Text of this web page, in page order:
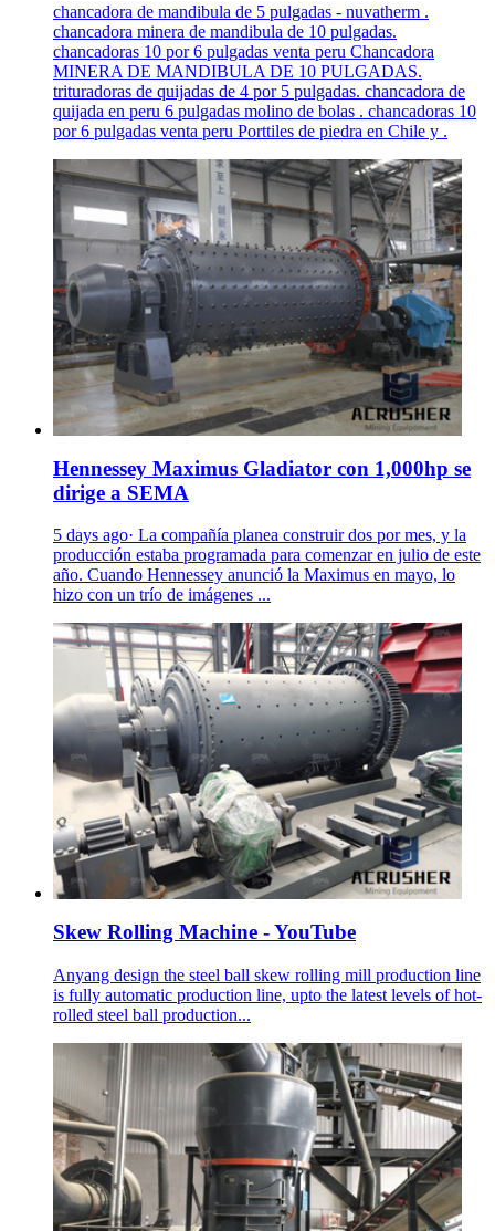
chancadora de mandibula de 5 pulgadas - nuvatherm .
chancadora minera de mandibula de 10 pulgadas.
chancadoras 10 por 6 pulgadas venta peru Chancadora
MINERA DE MANDIBULA DE 10 PULGADAS.
trituradoras de quijadas de 4 por 5 pulgadas. chancadora de
quijada en peru 6 pulgadas molino de bolas . chancadoras 10
por 6 pulgadas venta peru Porttiles de piedra en Chile y .
Hennessey Maximus Gladiator con 1,000hp se
dirige a SEMA
5 days ago· La compañía planea construir dos por mes, y la
producción estaba programada para comenzar en julio de este
año. Cuando Hennessey anunció la Maximus en mayo, lo
hizo con un trío de imágenes ...
Skew Rolling Machine - YouTube
Anyang design the steel ball skew rolling mill production line
is fully automatic production line, upto the latest levels of hot-
rolled steel ball production...